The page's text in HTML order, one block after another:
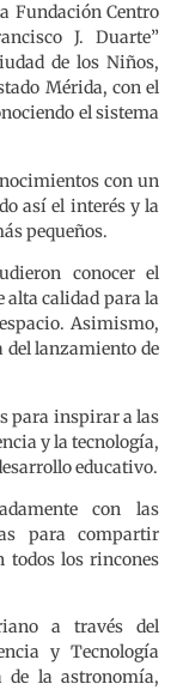
Fundación Centro
J. Duarte”
de los Niños,
Mérida, con el
el sistema
con un
así el interés y la
pequeños.
conocer el
alta calidad para la
Asimismo,
lanzamiento de
para inspirar a las
y la tecnología,
educativo.
con las
para compartir
todos los rincones
a través del
y Tecnología
de la astronomía,